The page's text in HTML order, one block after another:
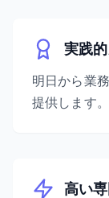
実践
明日から業
提供します。
高い